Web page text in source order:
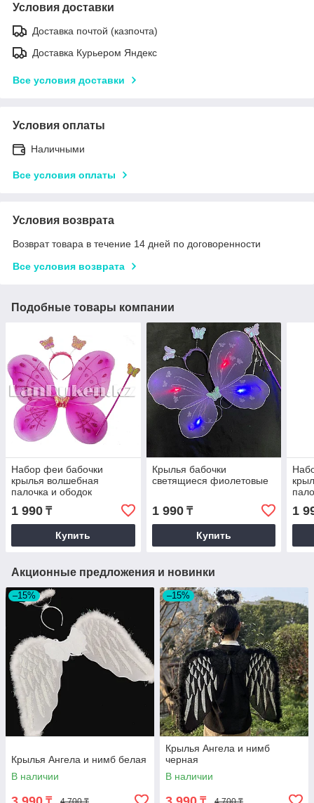
Условия доставки
Доставка почтой (казпочта)
Доставка Курьером Яндекс
Все условия доставки
Условия оплаты
Наличными
Все условия оплаты
Условия возврата
Возврат товара в течение 14 дней по договоренности
Все условия возврата
Подобные товары компании
Набор феи бабочки
крылья волшебная
палочка и ободок
(сиреневые)
1 990 ₸
Купить
Крылья бабочки
светящиеся фиолетовые
1 990₸
Купить
1
Акционные предложения и новинки
–15%
Крылья Ангела и нимб белая
В наличии
–15%
Крылья Ангела и нимб
черная
В наличии